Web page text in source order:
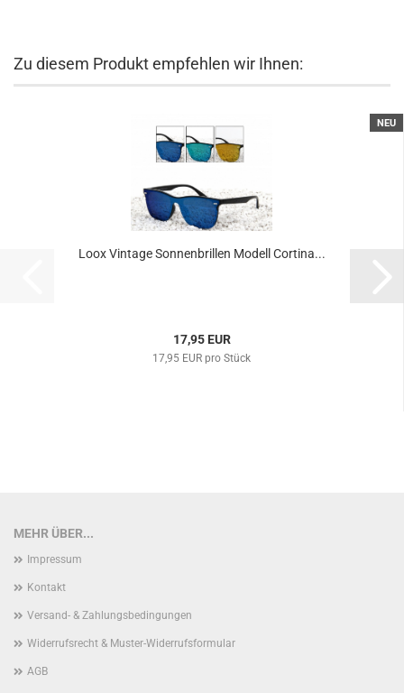
Zu diesem Produkt empfehlen wir Ihnen:
NEU
Loox Vintage Sonnenbrillen Modell Cortina...
17,95 EUR
17,95 EUR pro Stück
MEHR ÜBER...
Impressum
Kontakt
Versand- & Zahlungsbedingungen
Widerrufsrecht & Muster-Widerrufsformular
AGB